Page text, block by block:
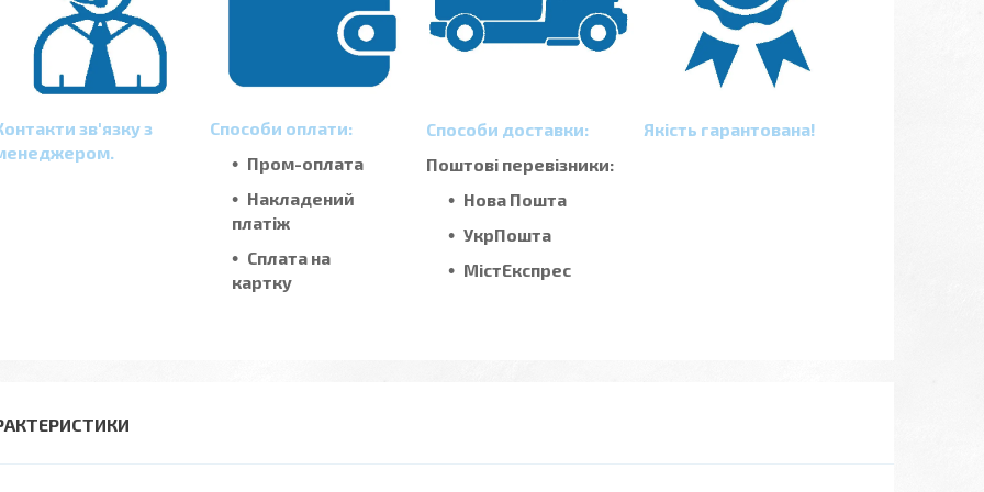
зв'язку з
Способи оплати:
Пром-оплата
Накладений
платіж
Сплата на
картку
Способи доставки:
Поштові перевізники:
Нова Пошта
УкрПошта
МістЕкспрес
Якість гарантована!